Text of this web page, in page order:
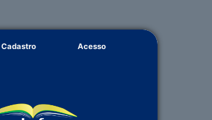
Cadastro Acesso